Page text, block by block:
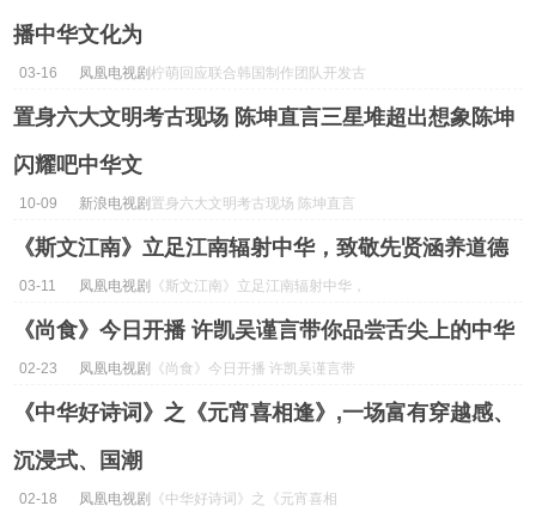
播中华文化为
03-16 凤凰电视剧柠萌回应联合韩国制作团队开发古
装剧《溯洄》 以传播中华文化为...
置身六大文明考古现场 陈坤直言三星堆超出想象陈坤
闪耀吧中华文
10-09 新浪电视剧 置身六大文明考古现场 陈坤直言
三星堆超出想象陈坤闪耀吧中华
文...
《斯文江南》立足江南辐射中华，致敬先贤涵养道德
03-11 凤凰电视剧
《斯文江南》立足江南辐射中华，
致敬先贤涵养道德...
《尚食》今日开播 许凯吴谨言带你品尝舌尖上的中华
02-23 凤凰电视剧
《尚食》今日开播 许凯吴谨言带
你品尝舌尖上的中华...
《中华好诗词》之《元宵喜相逢》,一场富有穿越感、
沉浸式、国潮
02-18 凤凰电视剧
《中华好诗词》之《元宵喜相